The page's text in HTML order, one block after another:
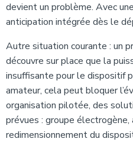
devient un problème. Avec
anticipation intégrée dès le
Autre situation courante : un
découvre sur place que la
insuffisante pour le dispositif
amateur, cela peut bloquer
organisation pilotée, des
prévues : groupe
redimensionnement du